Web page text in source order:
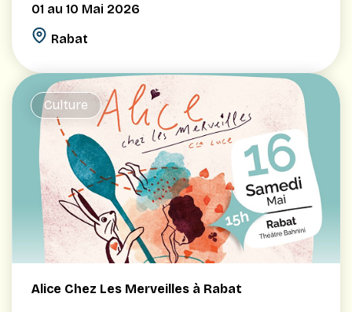
01 au 10 Mai 2026
Rabat
Culture
Alice Chez Les Merveilles à Rabat